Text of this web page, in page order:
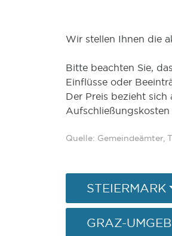
Wir stellen Ihnen die
Bitte beachten Sie,
Einflüsse oder
Der Preis bezieht
Quelle: Gemeindeämter,
STEIERMARK
GRAZ-